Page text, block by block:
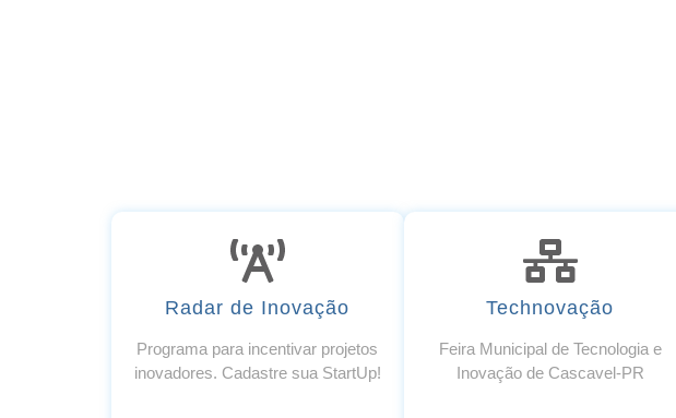
Radar de Inovação
Programa para incentivar projetos
inovadores. Cadastre sua StartUp!
Technovação
Feira Municipal de Tecnologia e
Inovação de Cascavel-PR